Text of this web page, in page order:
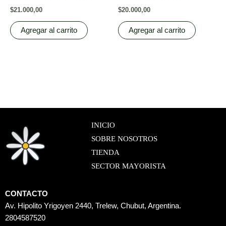
$21.000,00
Agregar al carrito
$20.000,00
Agregar al carrito
INICIO
SOBRE NOSOTROS
TIENDA
SECTOR MAYORISTA
CONTACTO
Av. Hipolito Yrigoyen 2440, Trelew, Chubut, Argentina.
2804587520